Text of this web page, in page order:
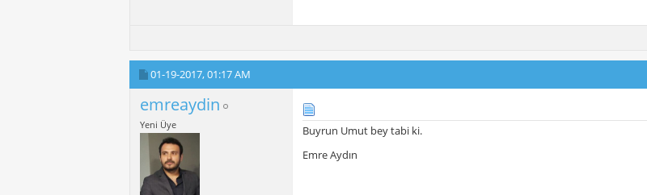
01-19-2017,01:17 AM
emreaydin
Yeni Üye
Buyrun Umut bey tabi ki.
Emre Aydın